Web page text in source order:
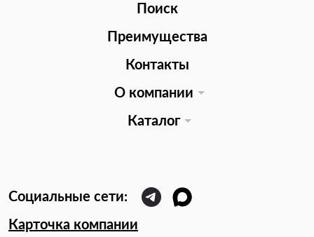
Поиск
Преимущества
Контакты
О компании
Каталог
Карточка компании